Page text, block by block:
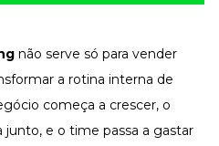
não serve só para vender
a rotina interna de
começa a crescer, o
e o time passa a gastar